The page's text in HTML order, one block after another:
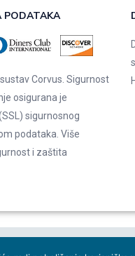
PODATAKA
Corvus. Sigurnost
osigurana je
sigurnosnog
podataka. Više
i zaštita
– Design by Michel studio